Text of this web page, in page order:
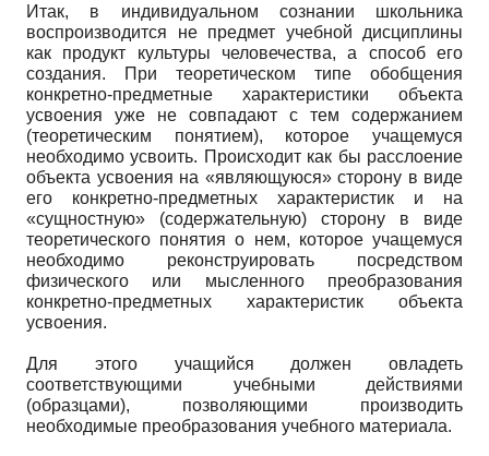
Итак, в индивидуальном сознании школьника
воспроизводится не предмет учебной дисциплины
как продукт культуры человечества, а способ его
создания. При теоретическом типе обобщения
конкретно-предметные характеристики объекта
усвоения уже не совпадают с тем содержанием
(теоретическим понятием), которое учащемуся
необходимо усвоить. Происходит как бы расслоение
объекта усвоения на «являющуюся» сторону в виде
его конкретно-предметных характеристик и на
«сущностную» (содержательную) сторону в виде
теоретического понятия о нем, которое учащемуся
необходимо реконструировать посредством
физического или мысленного преобразования
конкретно-предметных характеристик объекта
усвоения.
Для этого учащийся должен овладеть
соответствующими учебными действиями
(образцами), позволяющими производить
необходимые преобразования учебного материала.